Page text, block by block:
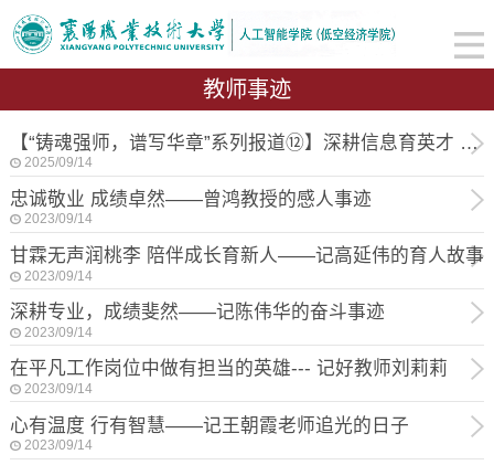
教师事迹
【“铸魂强师，谱写华章”系列报道⑫】深耕信息育英才 笃行实干践初心——记优秀教师罗进
2025/09/14
忠诚敬业 成绩卓然——曾鸿教授的感人事迹
2023/09/14
甘霖无声润桃李 陪伴成长育新人——记高延伟的育人故事
2023/09/14
深耕专业，成绩斐然——记陈伟华的奋斗事迹
2023/09/14
在平凡工作岗位中做有担当的英雄--- 记好教师刘莉莉
2023/09/14
心有温度 行有智慧——记王朝霞老师追光的日子
2023/09/14